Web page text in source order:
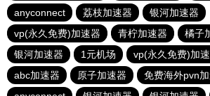
anyconnect
荔枝加速器
银河加速器
vp(永久免费)加速器
青柠加速器
橘子
银河加速器
1元机场 vp(永久免费)加
abc加速器
原子加速器
免费海外pvn